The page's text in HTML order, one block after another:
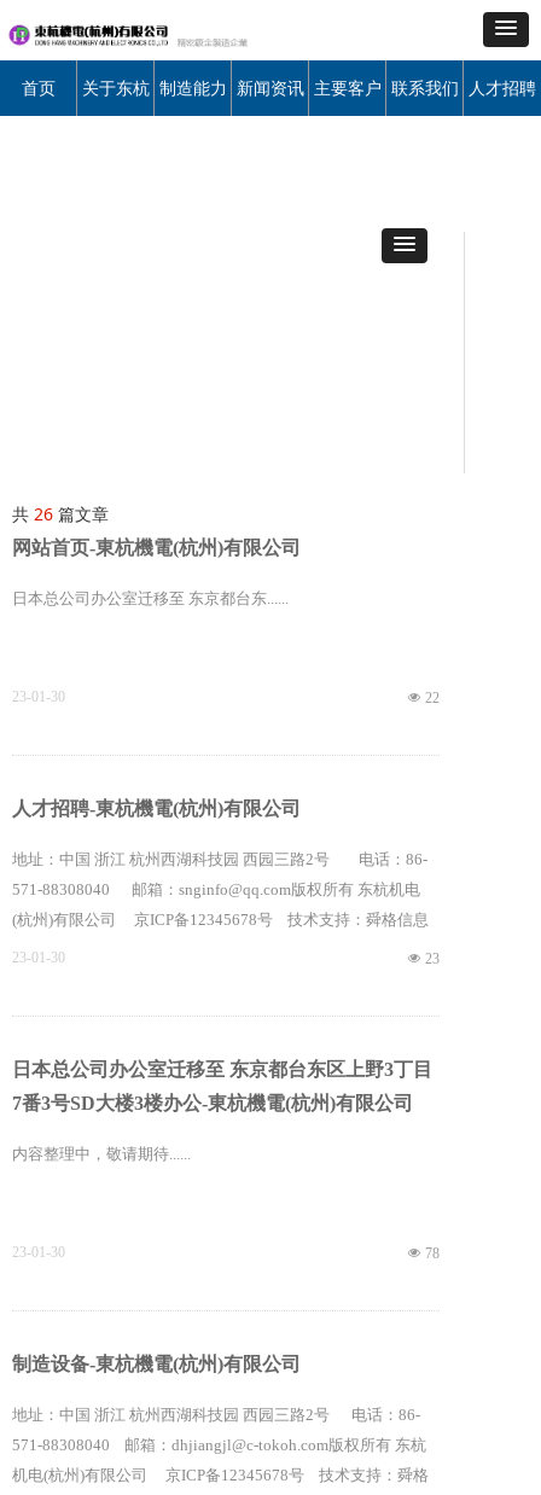
首页 关于东杭 制造能力 新闻资讯 主要客户 联系我们 人才招聘
共 26 篇文章
网站首页-東杭機電(杭州)有限公司
日本总公司办公室迁移至 东京都台东......
넶 22
23-01-30
人才招聘-東杭機電(杭州)有限公司
地址：中国 浙江 杭州西湖科技园 西园三路2号 电话：86-
571-88308040 邮箱：snginfo@qq.com版权所有 东杭机电
(杭州)有限公司 京ICP备12345678号 技术支持：舜格信息
넶 23
23-01-30
日本总公司办公室迁移至 东京都台东区上野3丁目
7番3号SD大楼3楼办公-東杭機電(杭州)有限公司
内容整理中，敬请期待......
넶 78
23-01-30
制造设备-東杭機電(杭州)有限公司
地址：中国 浙江 杭州西湖科技园 西园三路2号 电话：86-
571-88308040 邮箱：dhjiangjl@c-tokoh.com版权所有 东杭
机电(杭州)有限公司 京ICP备12345678号 技术支持：舜格